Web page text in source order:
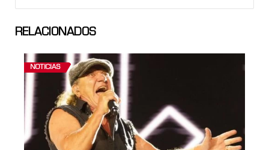
RELACIONADOS
NOTICIAS